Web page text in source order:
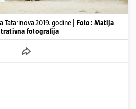
Tatarinova 2019. godine
| Foto: Matija
fotografija